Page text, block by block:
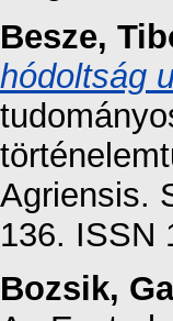
Besze,
hódoltság
Agriensis.
136. ISSN
Bozsik,